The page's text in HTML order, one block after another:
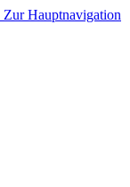
Zur Hauptnavigation